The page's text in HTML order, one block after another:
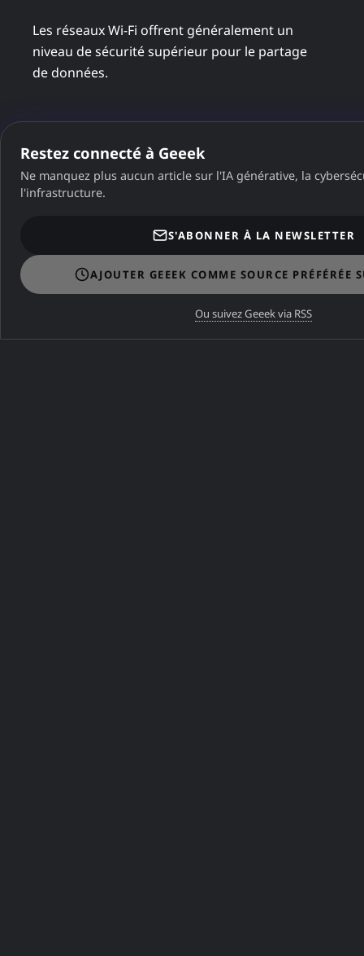
Les réseaux Wi-Fi offrent généralement un
niveau de sécurité supérieur pour le partage
de données.
Pourquoi ce regain d'intérêt
en 2025 ?
particulièrement en 2025 pour plusieurs
raisons convergentes :
Saturation et lassitude vis-à-vis du cloud
Dépendance croissante aux grandes
Restez connecté à Geeek
Ne manquez plus aucun article sur l'IA générative, la
l'infrastructure.
S'ABONNER À LA NEWSLETTER
AJOUTER GEEEK COMME SOURCE PRÉFÉRÉE
Ou suivez Geeek via RSS